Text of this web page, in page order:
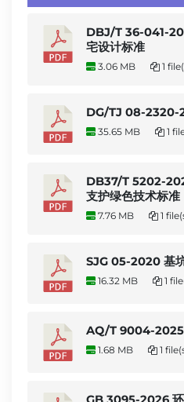
DBJ/T 36-041-
宅设计标准
3.06 MB 1
DG/TJ 08-2320-
35.65 MB 1
DB37/T 5202-
支护绿色技术标准
7.76 MB 1
SJG 05-2020 基
16.32 MB 1
AQ/T 9004-2025
1.68 MB 1